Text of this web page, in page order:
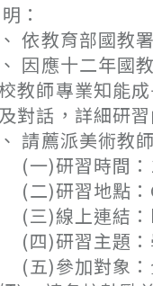
：
依教育部國教
因應十二年國
教師專業知能
對話，詳細研
請薦派美術教
)研習時間：
)研習地點：
)線上連結：
)研習主題：
)參加對象：全